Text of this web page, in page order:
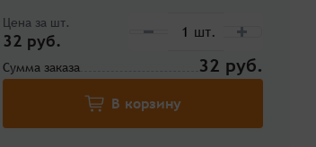
Цена за шт.
32 руб.
Сумма заказа 32